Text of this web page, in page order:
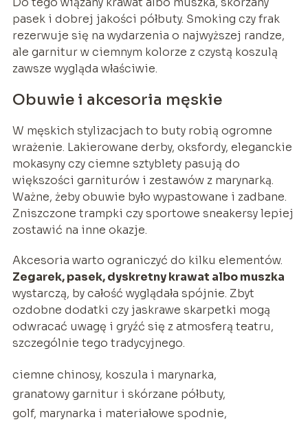
pasek i dobrej jakości półbuty. Smoking czy frak
rezerwuje się na wydarzenia o najwyższej randze,
ale garnitur w ciemnym kolorze z czystą koszulą
zawsze wygląda właściwie.
Obuwie i akcesoria męskie
W męskich stylizacjach to buty robią ogromne
wrażenie. Lakierowane derby, oksfordy, eleganckie
mokasyny czy ciemne sztyblety pasują do
większości garniturów i zestawów z marynarką.
Ważne, żeby obuwie było wypastowane i zadbane.
Zniszczone trampki czy sportowe sneakersy lepiej
zostawić na inne okazje.
Akcesoria warto ograniczyć do kilku elementów.
Zegarek, pasek, dyskretny krawat albo muszka
wystarczą, by całość wyglądała spójnie. Zbyt
ozdobne dodatki czy jaskrawe skarpetki mogą
odwracać uwagę i gryźć się z atmosferą teatru,
szczególnie tego tradycyjnego.
ciemne chinosy, koszula i marynarka,
granatowy garnitur i skórzane półbuty,
golf, marynarka i materiałowe spodnie,